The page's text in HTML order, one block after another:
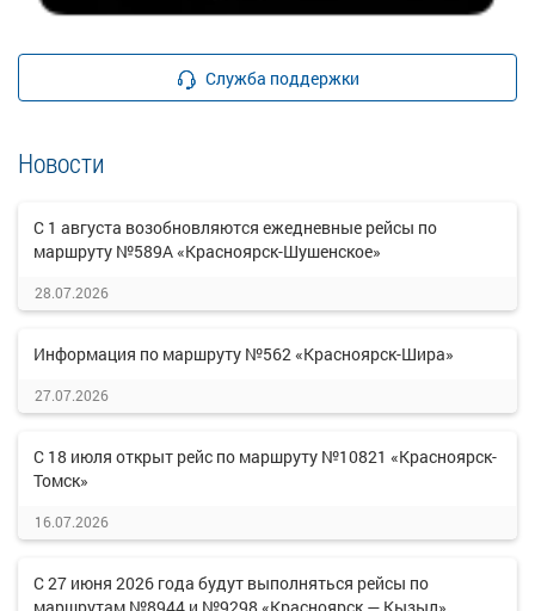
Служба поддержки
Новости
С 1 августа возобновляются ежедневные рейсы по
маршруту №589А «Красноярск-Шушенское»
28.07.2026
Информация по маршруту №562 «Красноярск-Шира»
27.07.2026
С 18 июля открыт рейс по маршруту №10821 «Красноярск-
Томск»
16.07.2026
С 27 июня 2026 года будут выполняться рейсы по